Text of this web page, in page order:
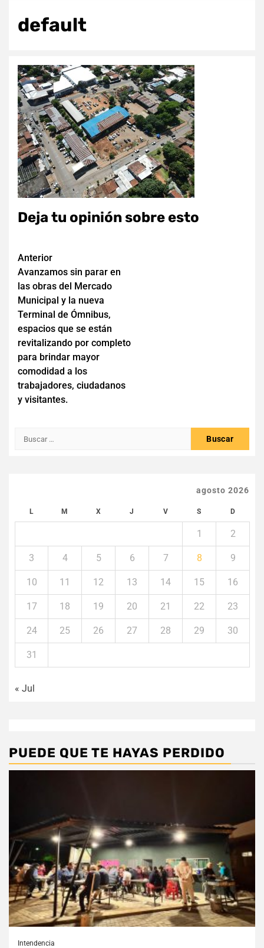
default
Deja tu opinión sobre esto
Navegación
de
entradas
Anterior
Avanzamos sin parar en
las obras del Mercado
Municipal y la nueva
Terminal de Ómnibus,
espacios que se están
revitalizando por completo
para brindar mayor
comodidad a los
trabajadores, ciudadanos
y visitantes.
Buscar:
agosto 2026
L M X J V S D
1 2
3 4 5 6 7 8 9
10 11 12 13 14 15 16
17 18 19 20 21 22 23
24 25 26 27 28 29 30
31
« Jul
PUEDE QUE TE HAYAS PERDIDO
Intendencia